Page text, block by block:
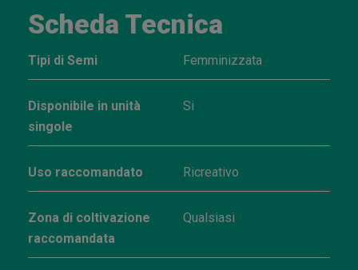
Scheda Tecnica
Tipi di Semi Femminizzata
Disponibile in unità
singole
Si
Uso raccomandato Ricreativo
Zona di coltivazione
raccomandata
Qualsiasi